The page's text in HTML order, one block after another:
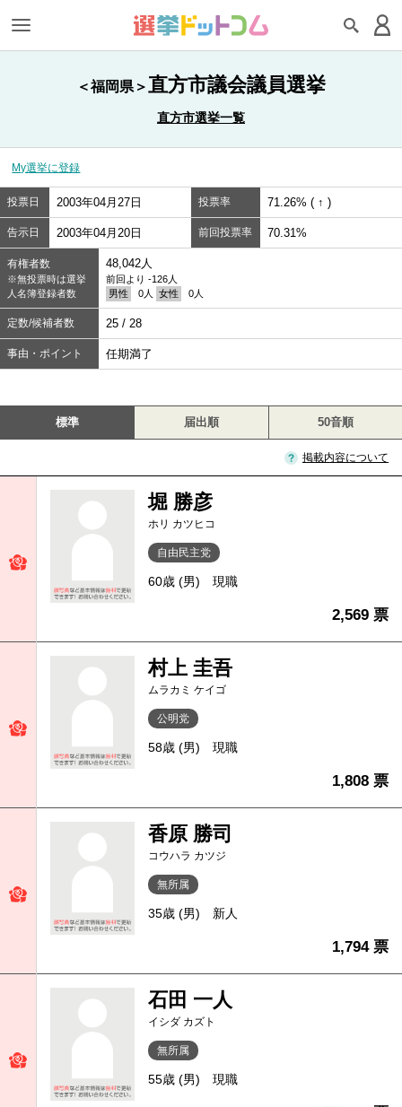
＜福岡県＞直方市議会議員選挙
直方市選挙一覧
My選挙に登録
投票日 2003年04月27日 投票率 71.26% ( ↑ )
告示日 2003年04月20日 前回投票率 70.31%
有権者数
※無投票時は選挙
人名簿登録者数
48,042人
前回より -126人
男性
0人 女性 0人
定数/候補者数 25 / 28
事由・ポイント 任期満了
標準 届出順 50音順
掲載内容について
堀 勝彦
ホリ カツヒコ
自由民主党
60歳 (男) 現職
2,569 票
村上 圭吾
ムラカミ ケイゴ
公明党
58歳 (男) 現職
1,808 票
香原 勝司
コウハラ カツジ
無所属
35歳 (男) 新人
1,794 票
石田 一人
イシダ カズト
無所属
55歳 (男) 現職